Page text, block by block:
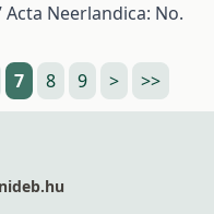
Acta Neerlandica: No.
7 8 9 > >>